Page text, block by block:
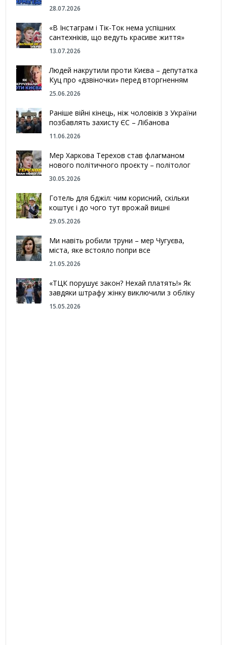
28.07.2026
«В Інстаграм і Тік-Ток нема успішних
сантехніків, що ведуть красиве життя»
13.07.2026
Людей накрутили проти Києва – депутатка
Куц про «дзвіночки» перед вторгненням
25.06.2026
Раніше війні кінець, ніж чоловіків з України
позбавлять захисту ЄС – Лібанова
11.06.2026
Мер Харкова Терехов став флагманом
нового політичного проєкту – політолог
30.05.2026
Готель для бджіл: чим корисний, скільки
коштує і до чого тут врожай вишні
29.05.2026
Ми навіть робили труни – мер Чугуєва,
міста, яке встояло попри все
21.05.2026
«ТЦК порушує закон? Нехай платять!» Як
завдяки штрафу жінку виключили з обліку
15.05.2026